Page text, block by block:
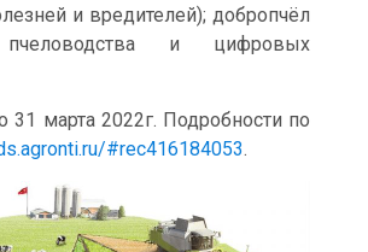
и вредителей); добропчёл
пчеловодства и цифровых
31 марта 2022г. Подробности по
#rec416184053.